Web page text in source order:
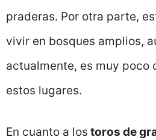
praderas. Por otra parte,
vivir en bosques amplios,
actualmente, es muy poco
estos lugares.
En cuanto a los toros de